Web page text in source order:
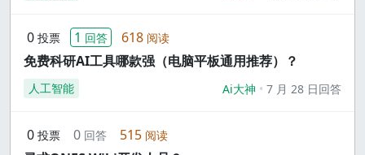
0 投票 1 回答 618 阅读
免费科研AI工具哪款强（电脑平板通用推荐）？
人工智能 Ai大神 7 月 28 日回答
0 投票 0 回答 515 阅读